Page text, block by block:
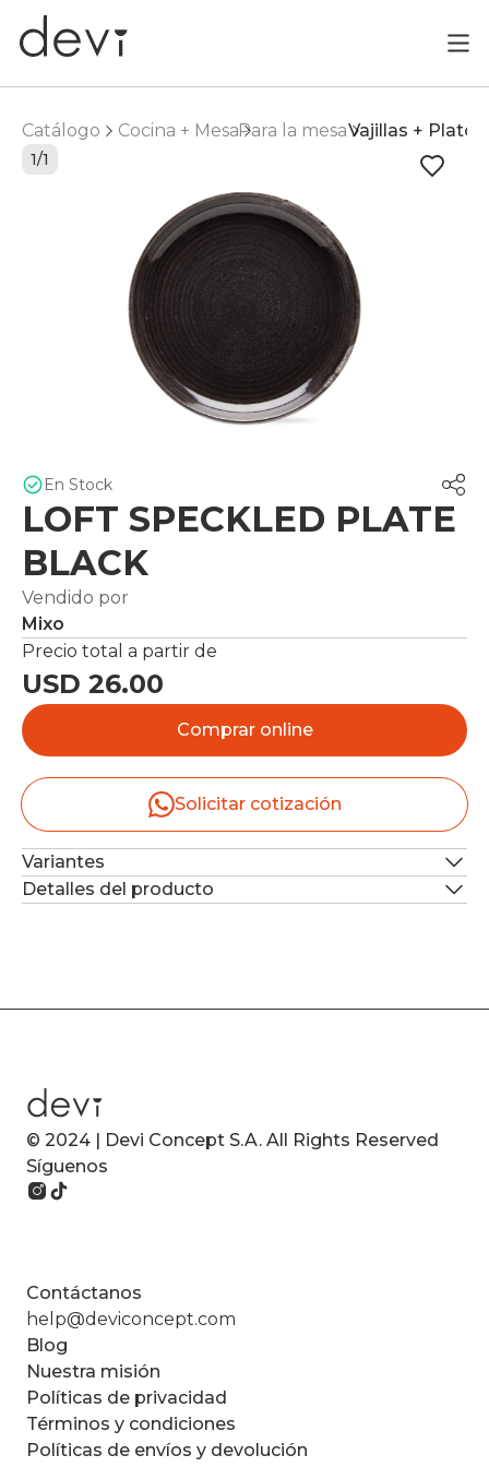
Catálogo Cocina + MesaPara la mesaVajillas + Platos
1/1
En Stock
LOFT SPECKLED PLATE
BLACK
Vendido por
Mixo
Precio total a partir de
USD 26.00
Comprar online
Solicitar cotización
Variantes
Detalles del producto
© 2024 | Devi Concept S.A. All Rights Reserved
Síguenos
Contáctanos
help@deviconcept.com
Blog
Nuestra misión
Políticas de privacidad
Términos y condiciones
Políticas de envíos y devolución